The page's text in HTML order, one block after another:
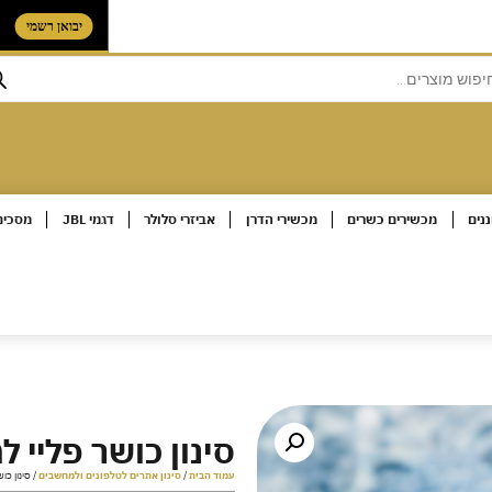
מכשירים כשרים מכשירי הדרן אביזרי סלולר דגמי JBL
סינון כושר
עמוד הבית/סינון אתרים לטלפונים ולמחשבים/ סינון